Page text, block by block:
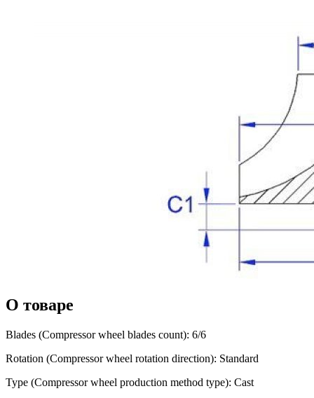
О товаре
Blades (Compressor wheel blades count): 6/6
Rotation (Compressor wheel rotation direction): Standard
Type (Compressor wheel production method type): Cast